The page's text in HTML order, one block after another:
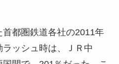
都圏鉄道各社の2011年
ッシュ時は、ＪＲ中